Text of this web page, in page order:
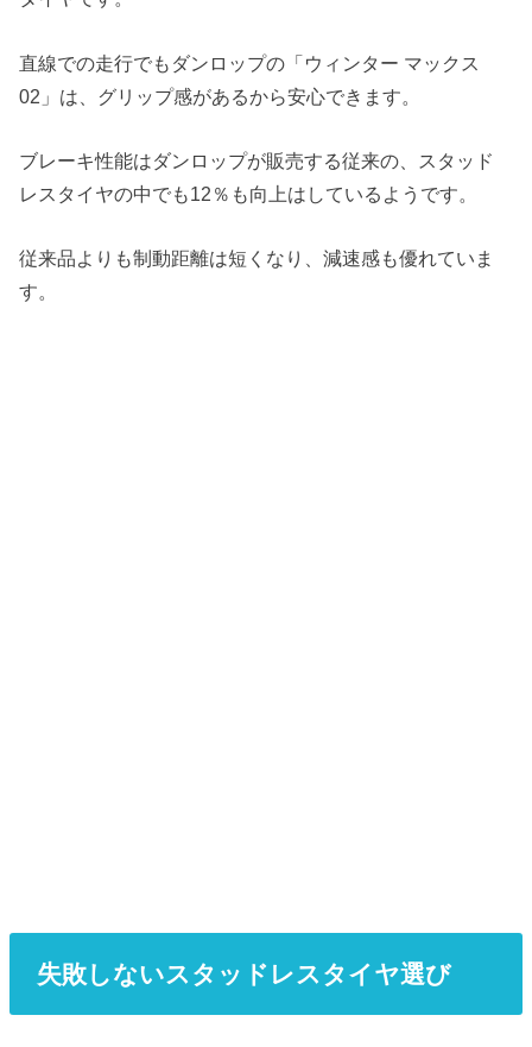
直線での走行でもダンロップの「ウィンター マックス
02」は、グリップ感があるから安心できます。
ブレーキ性能はダンロップが販売する従来の、スタッド
レスタイヤの中でも12％も向上はしているようです。
従来品よりも制動距離は短くなり、減速感も優れていま
す。
失敗しないスタッドレスタイヤ選び